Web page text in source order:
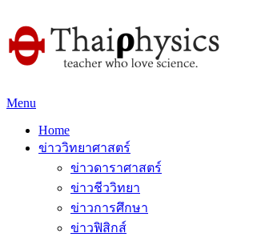
Menu
Home
ข่าววิทยาศาสตร์
ข่าวดาราศาสตร์
ข่าวชีววิทยา
ข่าวการศึกษา
ข่าวฟิสิกส์